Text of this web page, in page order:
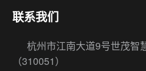
联系我们
杭州市江南大道9号世茂智
（310051）